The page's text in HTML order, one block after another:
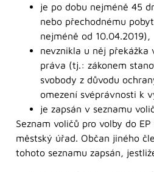
je po dobu nejméně 45
nebo přechodnému
nejméně od 10.04.2019),
nevznikla u něj překážka
práva (tj.: zákonem
svobody z důvodu
omezení svéprávnosti k
je zapsán v seznamu
Seznam voličů pro volby do
městský úřad. Občan jiného
tohoto seznamu zapsán,